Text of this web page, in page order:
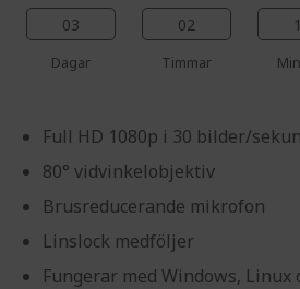
03
Dagar
02
Timmar
Full HD 1080p i 30 bilder/
80° vidvinkelobjektiv
Brusreducerande mikrofon
Linslock medföljer
Fungerar med Windows, Linux